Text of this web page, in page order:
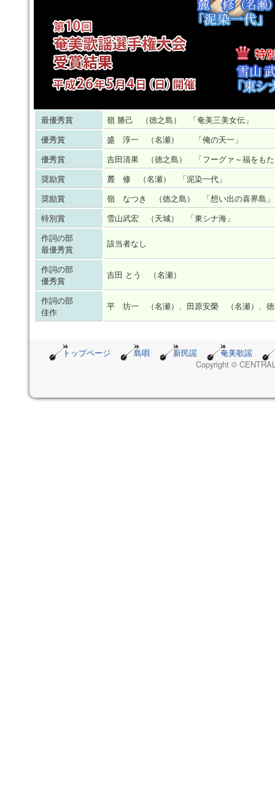
最優秀賞
嶺 勝己 （徳之島） 「奄美三美女伝」
優秀賞
盛 淳一 （名瀬） 「俺の天一」
優秀賞
吉田清果 （徳之島） 「フーグァ～福をもた
奨励賞
麓 修 （名瀬） 「泥染一代」
奨励賞
嶺 なつき （徳之島） 「想い出の喜界島」
特別賞
雪山武宏 （天城） 「東シナ海」
作詞の部
最優秀賞
該当者なし
作詞の部
優秀賞
吉田 とう （名瀬）
作詞の部
佳作
平 坊一 （名瀬）、田原安榮 （名瀬）、
トップページ 島唄 新民謡
奄美歌謡
Copyright ©